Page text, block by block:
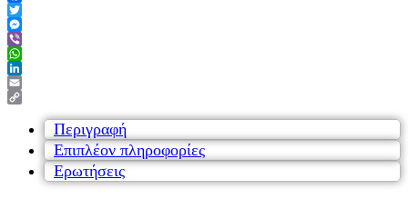
Facebook
Twitter
Messenger
Viber
WhatsApp
LinkedIn
Email
Link
Περιγραφή
Επιπλέον πληροφορίες
Ερωτήσεις